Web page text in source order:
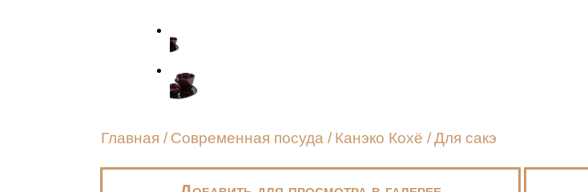
Главная / Современная посуда / Канэко Кохё /Для сакэ